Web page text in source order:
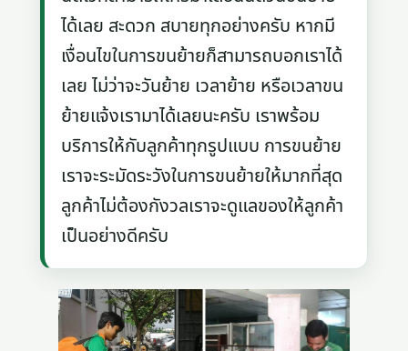
ได้เลย สะดวก สบายทุกอย่างครับ หากมี
เงื่อนไขในการขนย้ายก็สามารถบอกเราได้
เลย ไม่ว่าจะวันย้าย เวลาย้าย หรือเวลาขน
ย้ายแจ้งเรามาได้เลยนะครับ เราพร้อม
บริการให้กับลูกค้าทุกรูปแบบ การขนย้าย
เราจะระมัดระวังในการขนย้ายให้มากที่สุด
ลูกค้าไม่ต้องกังวลเราจะดูแลของให้ลูกค้า
เป็นอย่างดีครับ